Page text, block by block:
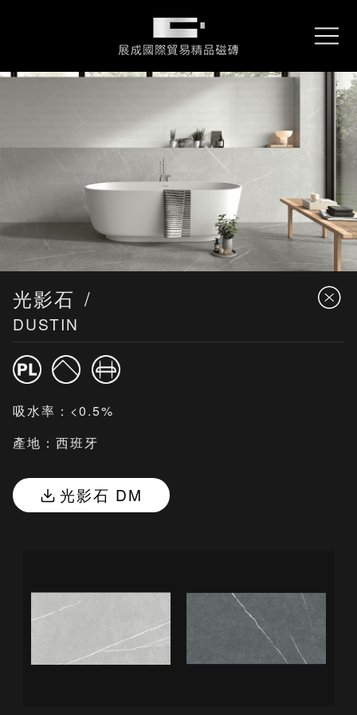
展成國際貿易精品磁磚
關於展成
REX
Collections
產品資訊
Performance
專案實績
Locations
服務據點
Contact
詢問我們
光影石
DUSTIN
吸水率：<0.5%
產地：西班牙
光影石 DM